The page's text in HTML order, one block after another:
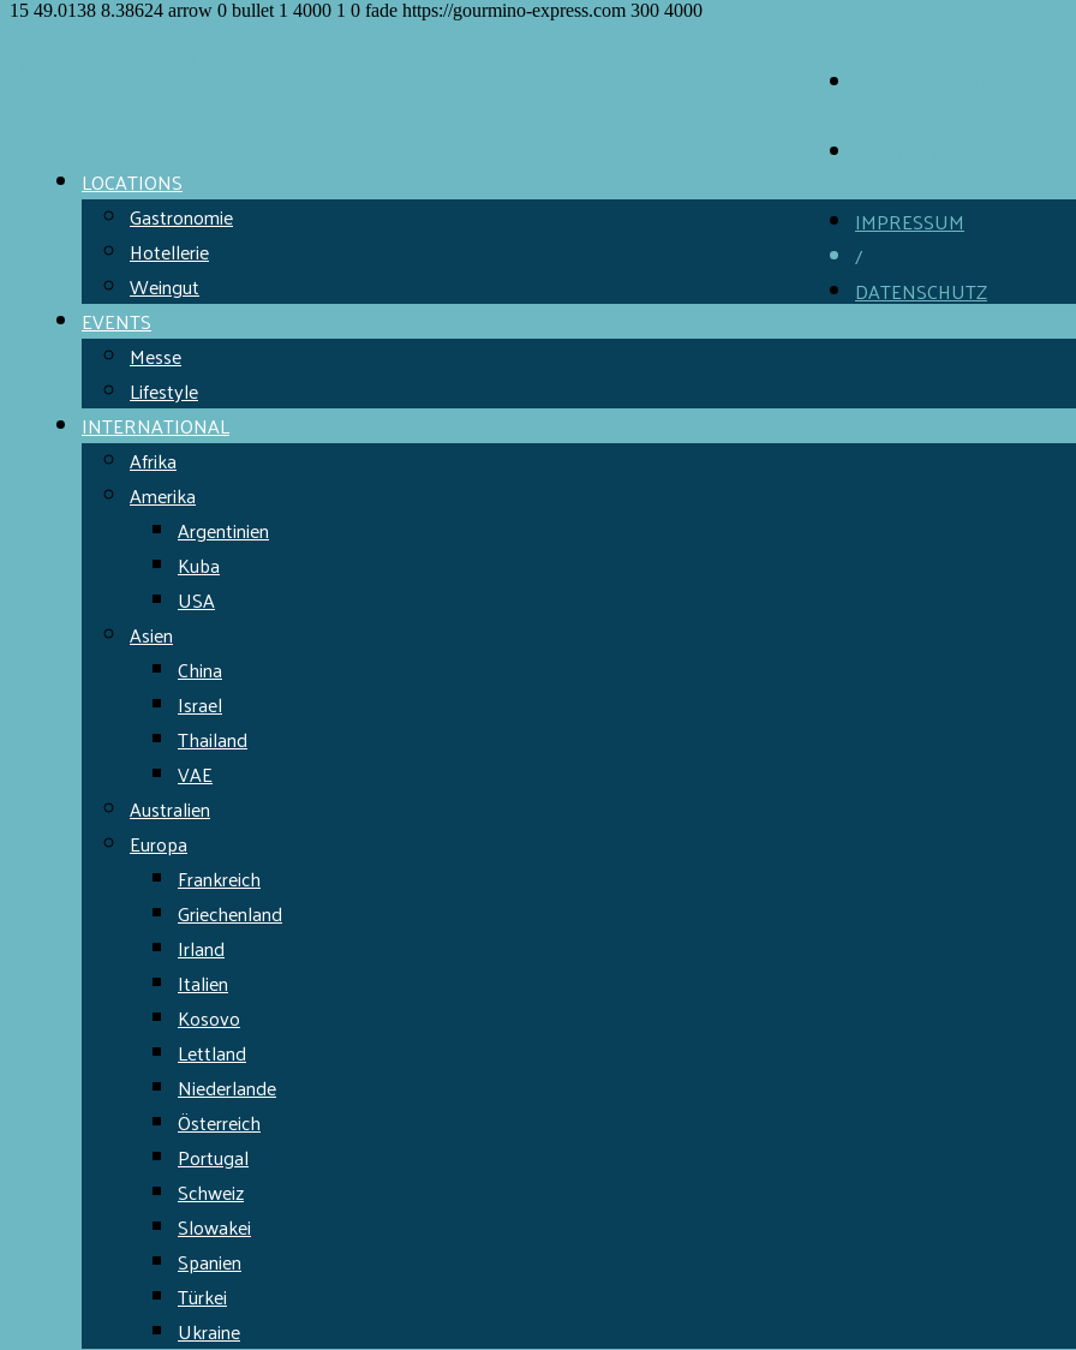
15 49.0138 8.38624 arrow 0 bullet 1 4000 1 0 fade https://gourmino-express.com 300 4000
IMPRESSUM
/
DATENSCHUTZ
LOCATIONS
Gastronomie
Hotellerie
Weingut
EVENTS
Messe
Lifestyle
INTERNATIONAL
Afrika
Amerika
Argentinien
Kuba
USA
Asien
China
Israel
Thailand
VAE
Australien
Europa
Frankreich
Griechenland
Irland
Italien
Kosovo
Lettland
Niederlande
Österreich
Portugal
Schweiz
Slowakei
Spanien
Türkei
Ukraine